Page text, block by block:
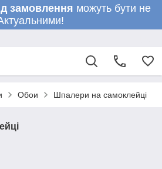
замовлення можуть бути не
Обои Шпалери на самоклейці